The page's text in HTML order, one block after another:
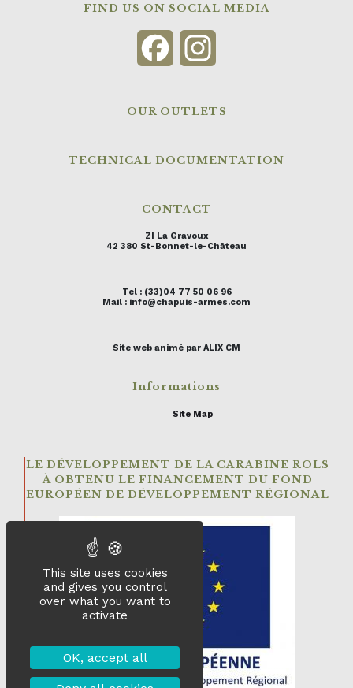
FIND US ON SOCIAL MEDIA
Facebook
OUR OUTLETS
TECHNICAL DOCUMENTATION
CONTACT
ZI La Gravoux
42 380 St-Bonnet-le-Château
Tel : (33)04 77 50 06 96
Mail : info@chapuis-armes.com
Site web animé par ALIX CM
Informations
Site Map
LE DÉVELOPPEMENT DE LA CARABINE ROLS
À OBTENU LE FINANCEMENT DU FOND
EUROPÉEN DE DÉVELOPPEMENT RÉGIONAL
This site uses cookies
and gives you control
over what you want to
activate
OK, accept all